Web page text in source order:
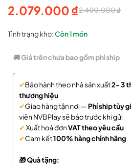
2.400.000₫
Giá
gốc
là:
2.400.000 ₫.
2.079.000 ₫
Giá
hiện
tại
là:
2.079.000 ₫.
Tình trạng kho:Còn1 món
🚚 Giá trên chưa bao gồm phí ship
✔Bảo hành theo nhà sản xuất2- 3
thương hiệu
✔Giao hàng tận nơi — Phí ship tùy
viên NVBPlay sẽ báo trước khi gửi
✔ Xuất hoá đơnVAT theo yêu cầu
✔Cam kết100% hàng chính hãng
🎁 Quà tặng: